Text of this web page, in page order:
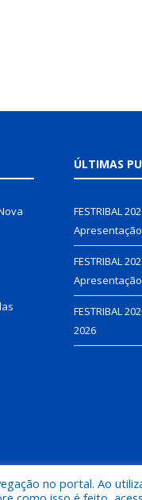
ÚLTIMAS
FESTRIBAL
FESTRIBAL
FESTRIBAL
2026
de Juruti.
no portal. Ao